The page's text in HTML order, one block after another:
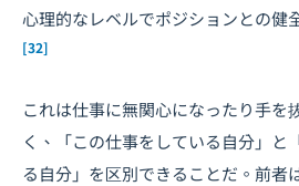
心理的なレベルでポジションとの健
[32]
これは仕事に無関心になったり手を
く、「この仕事をしている自分」と
る自分」を区別できることだ。前者